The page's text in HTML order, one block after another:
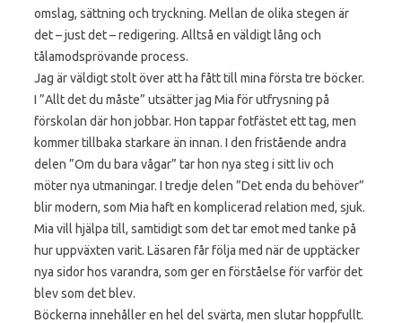
omslag, sättning och tryckning. Mellan de olika stegen är
det – just det – redigering. Alltså en väldigt lång och
tålamodsprövande process.
Jag är väldigt stolt över att ha fått till mina första tre böcker.
I ”Allt det du måste” utsätter jag Mia för utfrysning på
förskolan där hon jobbar. Hon tappar fotfästet ett tag, men
kommer tillbaka starkare än innan. I den fristående andra
delen ”Om du bara vågar” tar hon nya steg i sitt liv och
möter nya utmaningar. I tredje delen ”Det enda du behöver”
blir modern, som Mia haft en komplicerad relation med, sjuk.
Mia vill hjälpa till, samtidigt som det tar emot med tanke på
hur uppväxten varit. Läsaren får följa med när de upptäcker
nya sidor hos varandra, som ger en förståelse för varför det
blev som det blev.
Böckerna innehåller en hel del svärta, men slutar hoppfullt.